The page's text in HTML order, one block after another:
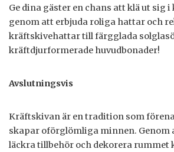
Ge dina gäster en chans att klä ut sig
genom att erbjuda roliga hattar och
kräftskivehattar till färgglada
kräftdjurformerade huvudbonader!
Avslutningsvis
Kräftskivan är en tradition som
skapar oförglömliga minnen. Genom
läckra tillbehör och dekorera rummet